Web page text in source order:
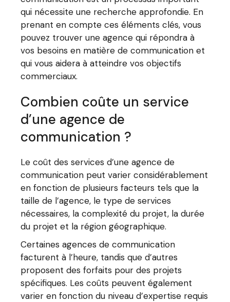
qui nécessite une recherche approfondie. En
prenant en compte ces éléments clés, vous
pouvez trouver une agence qui répondra à
vos besoins en matière de communication et
qui vous aidera à atteindre vos objectifs
commerciaux.
Combien coûte un service
d’une agence de
communication ?
Le coût des services d’une agence de
communication peut varier considérablement
en fonction de plusieurs facteurs tels que la
taille de l’agence, le type de services
nécessaires, la complexité du projet, la durée
du projet et la région géographique.
Certaines agences de communication
facturent à l’heure, tandis que d’autres
proposent des forfaits pour des projets
spécifiques. Les coûts peuvent également
varier en fonction du niveau d’expertise requis